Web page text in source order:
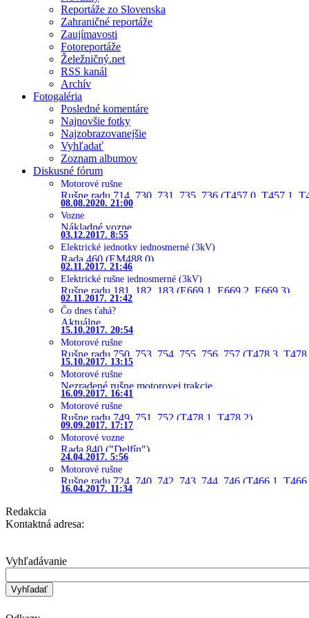
Reportáže zo Slovenska
Zahraničné reportáže
Zaujímavosti
Fotoreportáže
Želežničný.net
RSS kanál
Archív
Fotogaléria
Posledné komentáre
Najnovšie fotky
Najzobrazovanejšie
Vyhľadať
Zoznam albumov
Diskusné fórum
Motorové rušne
Rušne radu 714, 730, 731, 735, 736 (T457.0, T457.1,
08.08.2020. 21:00
Vozne
Nákladné vozne
03.12.2017. 8:55
Elektrické jednotky jednosmerné (3kV)
Rada 460 (EM488.0)
02.11.2017. 21:46
Elektrické rušne jednosmerné (3kV)
Rušne radu 181, 182, 183 (E669.1, E669.2, E669.3)
02.11.2017. 21:42
Čo dnes ťahá?
Aktuálne
15.10.2017. 20:54
Motorové rušne
Rušne radu 750, 753, 754, 755, 756, 757 (T478.3,
15.10.2017. 13:15
Motorové rušne
Nezradené rušne motorovej trakcie
16.09.2017. 16:41
Motorové rušne
Rušne radu 749, 751, 752 (T478.1, T478.2)
09.09.2017. 17:17
Motorové vozne
Rada 840 ("Delfín")
24.04.2017. 5:56
Motorové rušne
Rušne radu 724, 740, 742, 743, 744, 746 (T466.1,
16.04.2017. 11:34
Redakcia
Kontaktná adresa:
Vyhľadávanie